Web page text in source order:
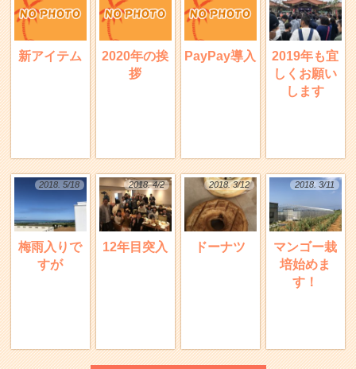
新アイテム
2020年の挨
拶
PayPay導入
2019年も宜
しくお願い
します
2018. 5/18
梅雨入りで
すが
2018. 4/2
12年目突入
2018. 3/12
ドーナツ
2018. 3/11
マンゴー栽
培始めま
す！